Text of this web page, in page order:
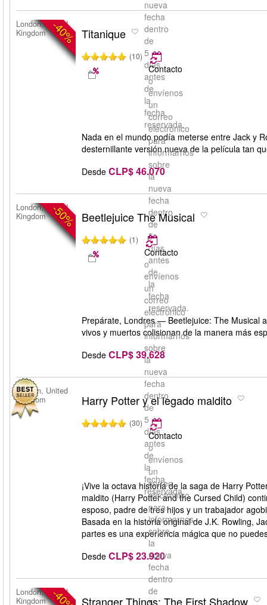
nueva
fecha
dentro
de
5
días
antes
de
la
fecha
reservada.
-40%
London, United
Kingdom
Titanique
(10)
Contacto
o
envíenos
un
correo
electrónico
para
informarnos
sobre
la
nueva
fecha
dentro
de
5
días
antes
de
la
fecha
reservada.
Nada en el mundo podía meterse entre Jack y
desternillante versión nueva de la película tan
Desde CLP$ 46.070
-50%
London, United
Kingdom
Beetlejuice The Musical
(1)
Contacto
o
envíenos
un
correo
electrónico
para
informarnos
sobre
la
nueva
fecha
dentro
de
5
días
antes
de
la
fecha
reservada.
Prepárate, Londres — Beetlejuice: The Musical
vivos y muertos colisionan de la manera más
Desde CLP$ 39.628
London, United
Kingdom
Harry Potter y el legado maldito
(30)
Contacto
o
envíenos
un
correo
electrónico
para
informarnos
sobre
la
nueva
fecha
dentro
de
5
¡Vive la octava historia de la saga de Harry
maldito (Harry Potter and the Cursed Child)
esposo, padre de tres hijos y un trabajador
Basada en la historia original de J.K. Rowling,
partes es una experiencia mágica que no
Desde CLP$ 23.920
London, United
Kingdom
Stranger Things: The First Shadow